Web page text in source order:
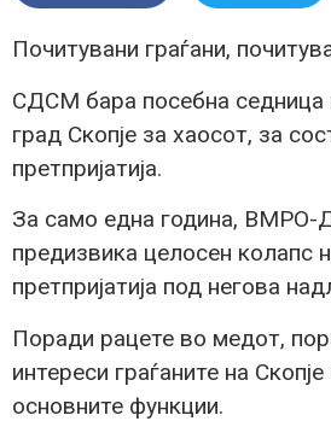
Почитувани граѓани,
СДСМ бара посебна седница
град Скопје за хаосот, за
претпријатија.
За само една година,
предизвика целосен колапс
претпријатија под негова
Поради рацете во медот,
интереси граѓаните на
основните функции.